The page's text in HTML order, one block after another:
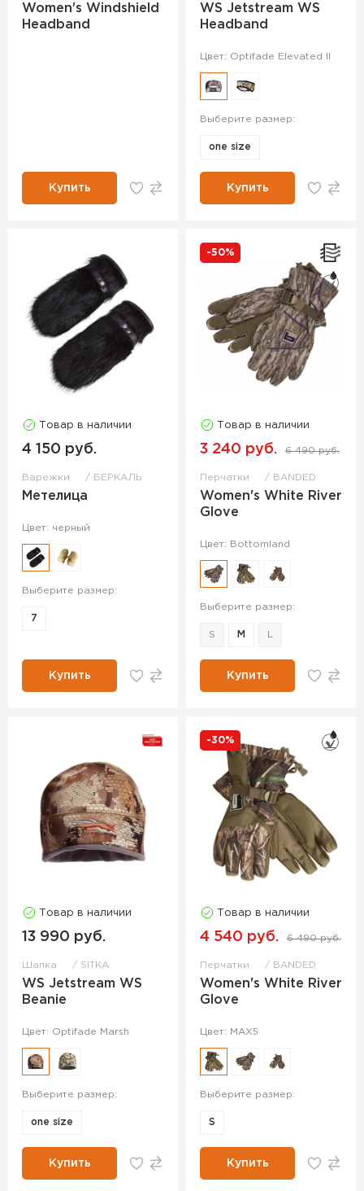
Women's Windshield
Headband
Купить
WS Jetstream WS
Headband
Цвет: Optifade Elevated II
Выберите размер:
one size
Купить
Товар в наличии
4 150 руб.
Варежки БЕРКАЛЬ
Метелица
Цвет: черный
Выберите размер:
7
Купить
-50%
Товар в наличии
3 240 руб. 6 490 руб.
Перчатки BANDED
Women's White River
Glove
Цвет: Bottomland
Выберите размер:
S M
Купить
Товар в наличии
13 990 руб.
Шапка SITKA
WS Jetstream WS
Beanie
Цвет: Optifade Marsh
Выберите размер:
one size
Купить
-30%
Товар в наличии
4 540 руб. 6 490 руб.
Перчатки BANDED
Women's White River
Glove
Цвет: MAX5
Выберите размер:
S
Купить